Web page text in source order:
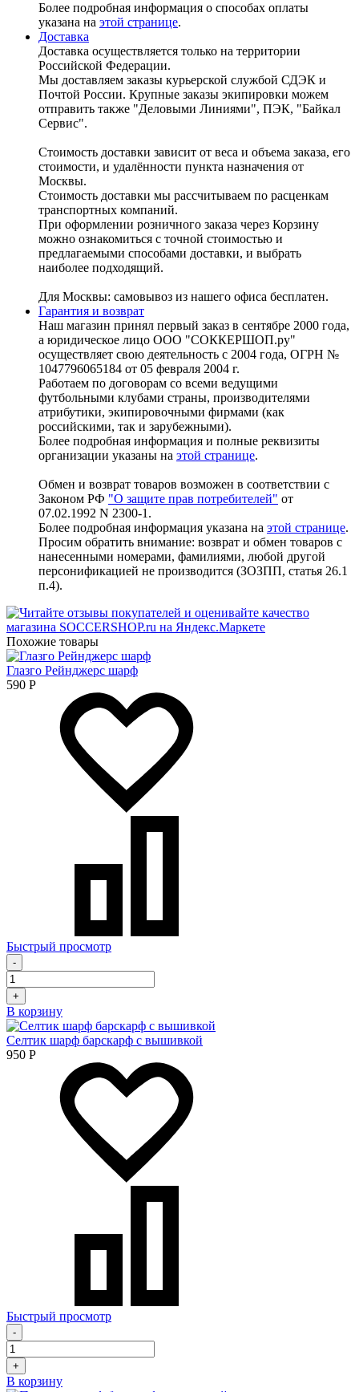
Более подробная информация о способах оплаты
указана на этой странице.
Доставка
Доставка осуществляется только на территории
Российской Федерации.
Мы доставляем заказы курьерской службой СДЭК и
Почтой России. Крупные заказы экипировки можем
отправить также "Деловыми Линиями", ПЭК, "Байкал
Сервис".
Стоимость доставки зависит от веса и объема заказа, его
стоимости, и удалённости пункта назначения от
Москвы.
Стоимость доставки мы рассчитываем по расценкам
транспортных компаний.
При оформлении розничного заказа через Корзину
можно ознакомиться с точной стоимостью и
предлагаемыми способами доставки, и выбрать
наиболее подходящий.
Для Москвы: самовывоз из нашего офиса бесплатен.
Гарантия и возврат
Наш магазин принял первый заказ в сентябре 2000 года,
а юридическое лицо ООО "СОККЕРШОП.ру"
осуществляет свою деятельность с 2004 года, ОГРН №
1047796065184 от 05 февраля 2004 г.
Работаем по договорам со всеми ведущими
футбольными клубами страны, производителями
атрибутики, экипировочными фирмами (как
российскими, так и зарубежными).
Более подробная информация и полные реквизиты
организации указаны на этой странице.
Обмен и возврат товаров возможен в соответствии с
Законом РФ "О защите прав потребителей" от
07.02.1992 N 2300-1.
Более подробная информация указана на этой странице.
Просим обратить внимание: возврат и обмен товаров с
нанесенными номерами, фамилиями, любой другой
персонификацией не производится (ЗОЗПП, статья 26.1
п.4).
Похожие товары
Глазго Рейнджерс шарф
590 Р
Быстрый просмотр
-
+
В корзину
Селтик шарф барскарф с вышивкой
950 Р
Быстрый просмотр
-
+
В корзину